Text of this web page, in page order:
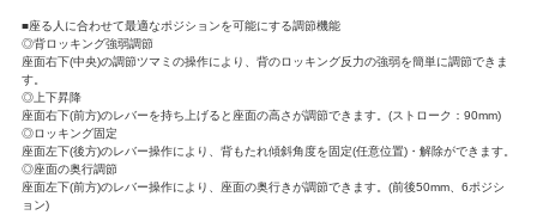
■座る人に合わせて最適なポジションを可能にする調節機能
◎背ロッキング強弱調節
座面右下(中央)の調節ツマミの操作により、背のロッキング反力の強弱を簡単に調節できま
す。
◎上下昇降
座面右下(前方)のレバーを持ち上げると座面の高さが調節できます。(ストローク：90mm)
◎ロッキング固定
座面左下(後方)のレバー操作により、背もたれ傾斜角度を固定(任意位置)・解除ができます。
◎座面の奥行調節
座面左下(前方)のレバー操作により、座面の奥行きが調節できます。(前後50mm、6ポジシ
ョン)